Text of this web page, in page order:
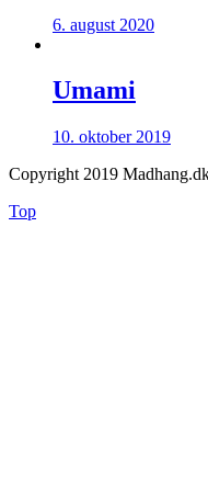
6. august 2020
Umami
10. oktober 2019
Copyright 2019
Top